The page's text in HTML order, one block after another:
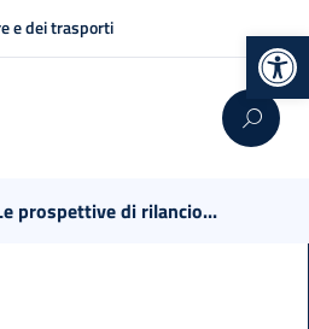
e dei trasporti
prospettive di rilancio...